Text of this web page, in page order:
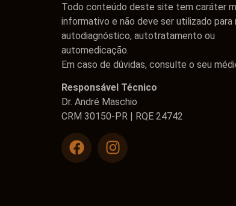
Todo conteúdo deste site tem caráter
informativo e não deve ser utilizado para
autodiagnóstico, autotratamento ou
automedicação.
Em caso de dúvidas, consulte o seu
Responsável Técnico
Dr. André Maschio
CRM 30150-PR | RQE 24742